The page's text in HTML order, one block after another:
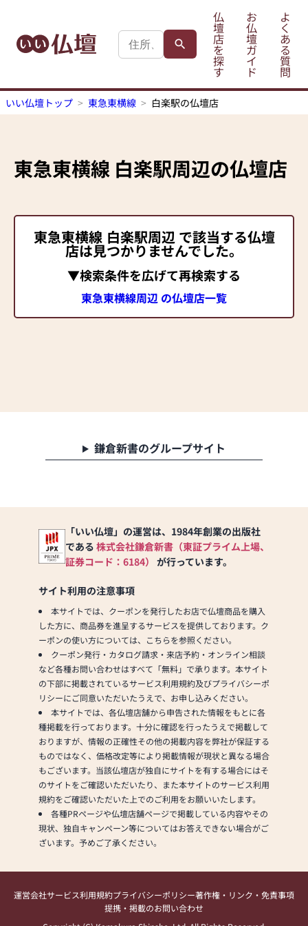
仏
壇
店
を
探
す
お
仏
壇
ガ
イ
ド
よ
く
あ
る
質
問
いい仏壇トップ 東急東横線 白楽駅の仏壇店
東急東横線 白楽駅周辺の仏壇店
東急東横線 白楽駅周辺 で該当する仏壇
店は見つかりませんでした。
▼検索条件を広げて再検索する
東急東横線周辺 の仏壇店一覧
鎌倉新書のグループサイト
「いい仏壇」の運営は、1984年創業の出版社
である 株式会社鎌倉新書（東証プライム上場、
証券コード：6184） が行っています。
サイト利用の注意事項
本サイトでは、クーポンを発行したお店で仏壇商品を購入
した方に、商品券を進呈するサービスを提供しております。ク
ーポンの使い方については、こちらを参照ください。
クーポン発行・カタログ請求・来店予約・オンライン相談
など各種お問い合わせはすべて「無料」で承ります。本サイト
の下部に掲載されているサービス利用規約及びプライバシーポ
リシーにご同意いただいたうえで、お申し込みください。
本サイトでは、各仏壇店舗から申告された情報をもとに各
種掲載を行っております。十分に確認を行ったうえで掲載して
おりますが、情報の正確性その他の掲載内容を弊社が保証する
ものではなく、価格改定等により掲載情報が現状と異なる場合
もございます。当該仏壇店が独自にサイトを有する場合にはそ
のサイトをご確認いただいたり、また本サイトのサービス利用
規約をご確認いただいた上でのご利用をお願いいたします。
各種PRページや仏壇店舗ページで掲載している内容やその
現状、独自キャンペーン等についてはお答えできない場合がご
ざいます。予めご了承ください。
運営会社サービス利用規約プライバシーポリシー著作権・リンク・免責事項
提携・掲載のお問い合わせ